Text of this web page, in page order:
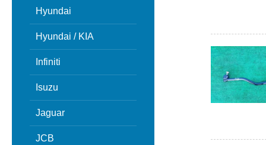
Hyundai
Hyundai / KIA
Infiniti
Isuzu
Jaguar
JCB